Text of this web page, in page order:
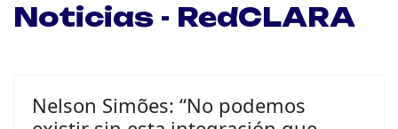
Noticias - RedCLARA
Nelson Simões: “No podemos